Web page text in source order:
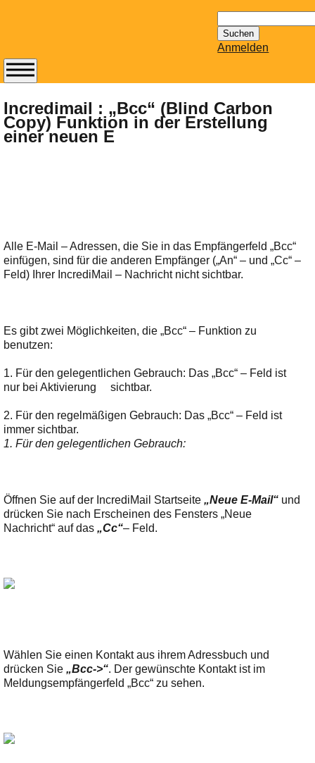
nach:
Anmelden
Incredimail : „Bcc“ (Blind Carbon
Copy) Funktion in der Erstellung
einer neuen E
Alle E-Mail – Adressen, die Sie in das Empfängerfeld „Bcc“
einfügen, sind für die anderen Empfänger („An“ – und „Cc“ –
Feld) Ihrer IncrediMail – Nachricht nicht sichtbar.
Es gibt zwei Möglichkeiten, die „Bcc“ – Funktion zu
benutzen:
1. Für den gelegentlichen Gebrauch: Das „Bcc“ – Feld ist
nur bei Aktivierung sichtbar.
2. Für den regelmäßigen Gebrauch: Das „Bcc“ – Feld ist
immer sichtbar.
1. Für den gelegentlichen Gebrauch:
Öffnen Sie auf der IncrediMail Startseite „Neue E-Mail“und
drücken Sie nach Erscheinen des Fensters „Neue
Nachricht“ auf das „Cc“– Feld.
Wählen Sie einen Kontakt aus ihrem Adressbuch und
drücken Sie „Bcc->“. Der gewünschte Kontakt ist im
Meldungsempfängerfeld „Bcc“ zu sehen.
Abonnieren Sie den
14-tägig
erscheinenden
Newsletter von
Wie z.B. Outlook,
GMail, Thunderbird
oder auch
Adresse: